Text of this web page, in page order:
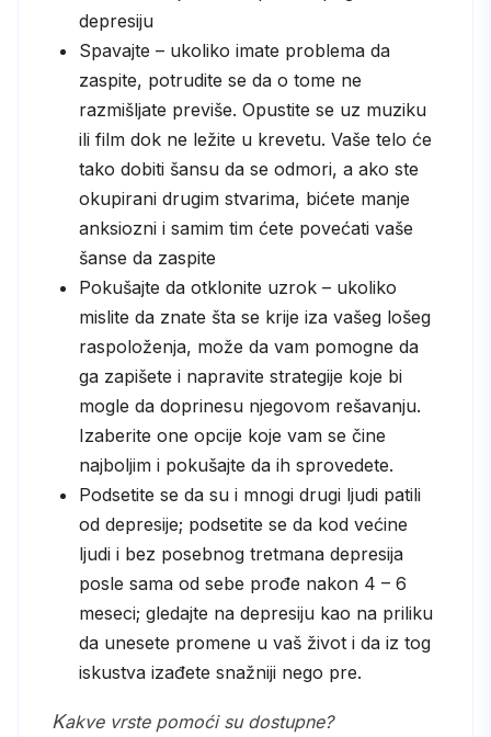
depresiju
Spavajte – ukoliko imate problema da
zaspite, potrudite se da o tome ne
razmišljate previše. Opustite se uz muziku
ili film dok ne ležite u krevetu. Vaše telo će
tako dobiti šansu da se odmori, a ako ste
okupirani drugim stvarima, bićete manje
anksiozni i samim tim ćete povećati vaše
šanse da zaspite
Pokušajte da otklonite uzrok – ukoliko
mislite da znate šta se krije iza vašeg lošeg
raspoloženja, može da vam pomogne da
ga zapišete i napravite strategije koje bi
mogle da doprinesu njegovom rešavanju.
Izaberite one opcije koje vam se čine
najboljim i pokušajte da ih sprovedete.
Podsetite se da su i mnogi drugi ljudi patili
od depresije; podsetite se da kod većine
ljudi i bez posebnog tretmana depresija
posle sama od sebe prođe nakon 4 – 6
meseci; gledajte na depresiju kao na priliku
da unesete promene u vaš život i da iz tog
iskustva izađete snažniji nego pre.
Kakve vrste pomoći su dostupne?